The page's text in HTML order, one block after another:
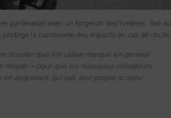
en partenariat avec un forgeron des Yvelines : fixé au
la carrosserie des impacts en cas de chute.
scooter que l’on utilise marque en général
moyen « pour que les nouveaux utilisateurs
en acquérant, qui sait, leur propre scooter